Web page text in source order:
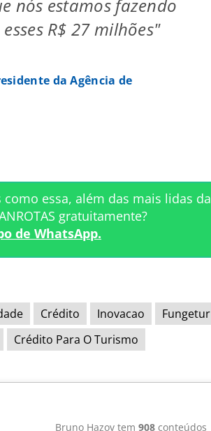
nós estamos fazendo
R$ 27 milhões"
da Agência de
essa, além das mais lidas da
gratuitamente?
de WhatsApp.
Crédito Inovacao
Fungetur
Crédito Para O Turismo
Bruno Hazov tem 908 conteúdos